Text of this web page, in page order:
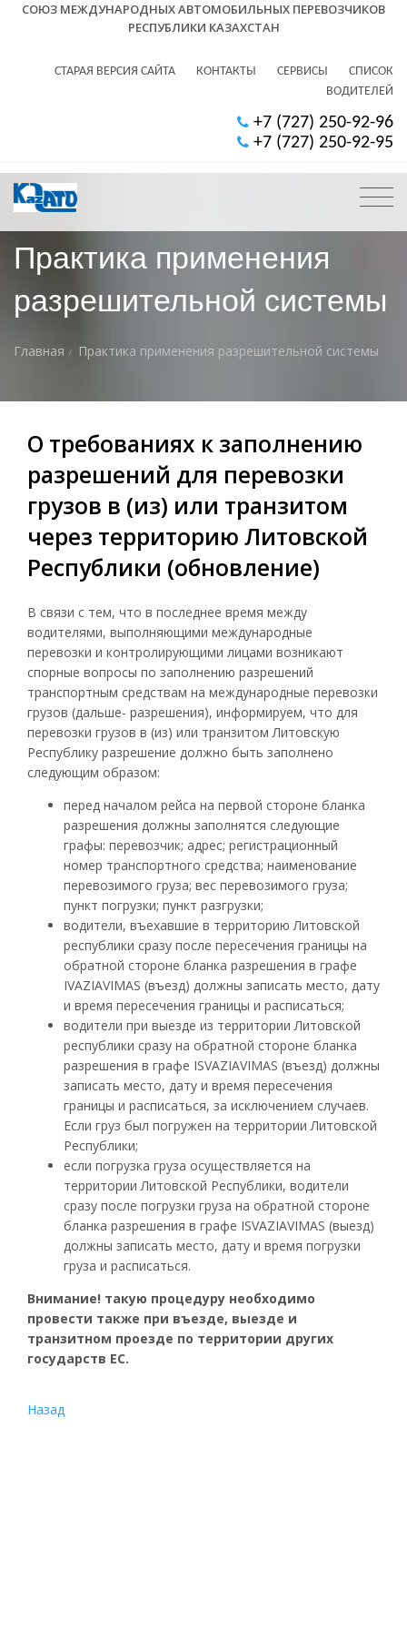
СОЮЗ МЕЖДУНАРОДНЫХ АВТОМОБИЛЬНЫХ ПЕРЕВОЗЧИКОВ
РЕСПУБЛИКИ КАЗАХСТАН
СТАРАЯ ВЕРСИЯ САЙТА КОНТАКТЫ СЕРВИСЫ
СПИСОК
ВОДИТЕЛЕЙ
+7 (727) 250-92-96
+7 (727) 250-92-95
Практика применения
разрешительной системы
Главная Практика применения разрешительной системы
О требованиях к заполнению
разрешений для перевозки
грузов в (из) или транзитом
через территорию Литовской
Республики (обновление)
В связи с тем, что в последнее время между
водителями, выполняющими международные
перевозки и контролирующими лицами возникают
спорные вопросы по заполнению разрешений
транспортным средствам на международные перевозки
грузов (дальше- разрешения), информируем, что для
перевозки грузов в (из) или транзитом Литовскую
Республику разрешение должно быть заполнено
следующим образом:
перед началом рейса на первой стороне бланка
разрешения должны заполнятся следующие
графы: перевозчик; адрес; регистрационный
номер транспортного средства; наименование
перевозимого груза; вес перевозимого груза;
пункт погрузки; пункт разгрузки;
водители, въехавшие в территорию Литовской
республики сразу после пересечения границы на
обратной стороне бланка разрешения в графе
IVAZIAVIMAS (въезд) должны записать место, дату
и время пересечения границы и расписаться;
водители при выезде из территории Литовской
республики сразу на обратной стороне бланка
разрешения в графе ISVAZIAVIMAS (въезд) должны
записать место, дату и время пересечения
границы и расписаться, за исключением случаев.
Если груз был погружен на территории Литовской
Республики;
если погрузка груза осуществляется на
территории Литовской Республики, водители
сразу после погрузки груза на обратной стороне
бланка разрешения в графе ISVAZIAVIMAS (выезд)
должны записать место, дату и время погрузки
груза и расписаться.
Внимание! такую процедуру необходимо
провести также при въезде, выезде и
транзитном проезде по территории других
государств ЕС.
Назад